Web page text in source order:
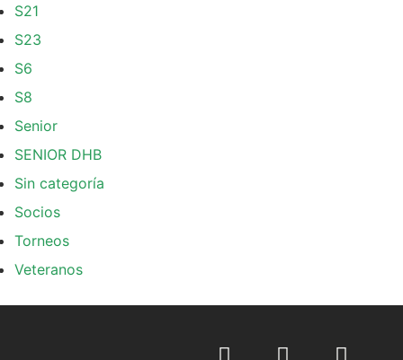
S21
S23
S6
S8
Senior
SENIOR DHB
Sin categoría
Socios
Torneos
Veteranos